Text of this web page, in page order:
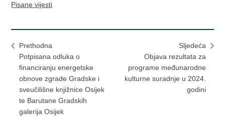
Pisane vijesti
Prethodna
Potpisana odluka o
financiranju energetske
obnove zgrade Gradske i
sveučilišne knjižnice Osijek
te Barutane Gradskih
galerija Osijek
Sljedeća
Objava rezultata za
programe međunarodne
kulturne suradnje u 2024.
godini